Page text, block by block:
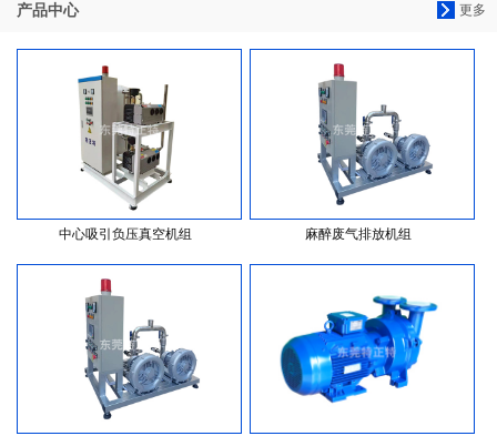
更多
产品中心
中心吸引负压真空机组 麻醉废气排放机组